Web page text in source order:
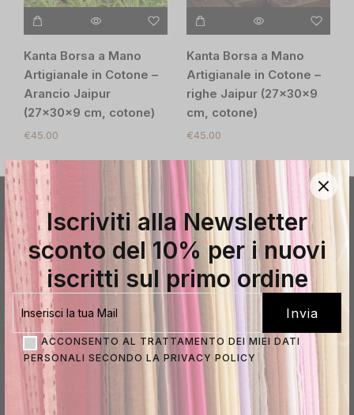
Iscriviti alla Newsletter
sconto del 10% per i nuovi
iscritti sul primo ordine
ACCONSENTO AL TRATTAMENTO DEI MIEI DATI
PERSONALI SECONDO LA PRIVACY POLICY
Kanta Borsa a Mano
Artigianale in Cotone –
Arancio Jaipur
(27x30x9 cm, cotone)
€45.00
Kanta Borsa a Mano
Artigianale in Cotone –
righe Jaipur (27x30x9
cm, cotone)
€45.00
di Azzali Martina
Contatti